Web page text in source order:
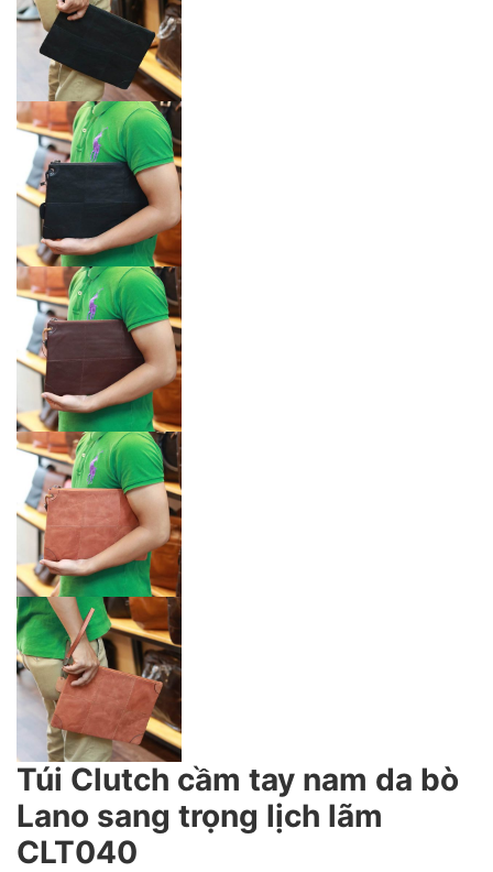
Túi Clutch cầm tay nam da bò
Lano sang trọng lịch lãm
CLT040